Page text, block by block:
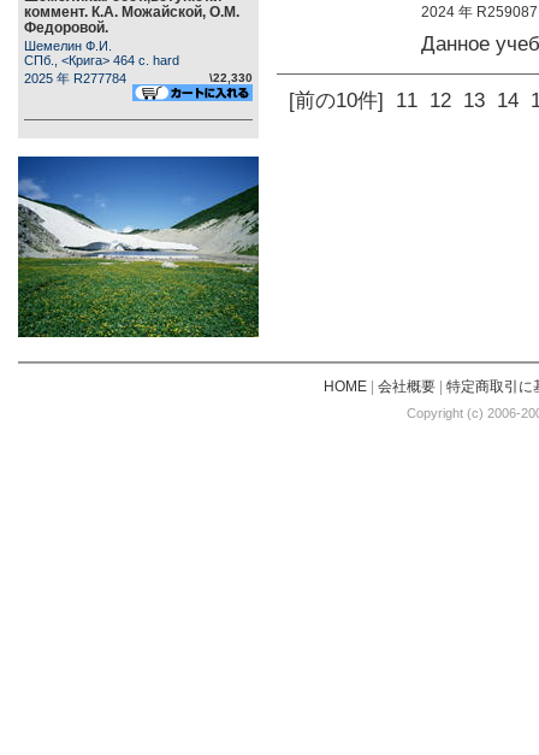
коммент. К.А. Можайской, О.М.
Федоровой.
Шемелин Ф.И.
СПб., <Крига> 464 c. hard
2025 年 R277784
\22,330
2024 年 R259087
Данное
[前の10件] 11 12 13 14
HOME| 会社概要| 特定商取引に
Copyright (c) 2006-